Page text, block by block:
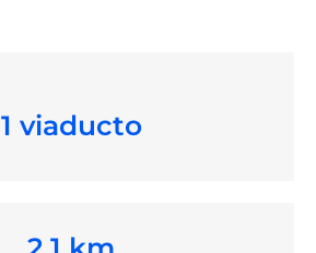
1 viaducto